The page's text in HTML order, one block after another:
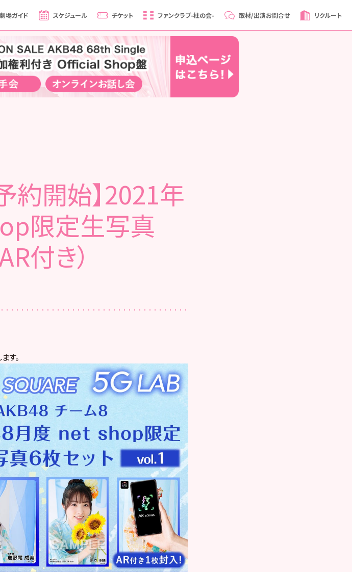
劇場ガイド スケジュール チケット ファンクラブ-柱の会- 取材/出演お問合せ リクルート
約開始】2021年
限定生写真
付き）
す。